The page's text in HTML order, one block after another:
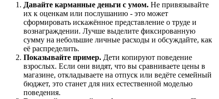
Давайте карманные деньги с умом. Не привязывайте
их к оценкам или послушанию - это может
сформировать искажённое представление о труде и
вознаграждении. Лучше выделите фиксированную
сумму на небольшие личные расходы и обсуждайте, как
её распределить.
Показывайте пример. Дети копируют поведение
взрослых. Если они видят, что вы сравниваете цены в
магазине, откладываете на отпуск или ведёте семейный
бюджет, это станет для них естественной моделью
поведения.